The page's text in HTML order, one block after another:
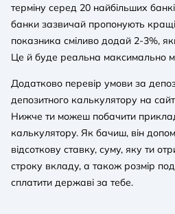
терміну серед 20 найбільших
банки зазвичай пропонують
показника сміливо додай 2-3%,
Це й буде реальна максимально
Додатково перевір умови за
депозитного калькулятору на
Нижче ти можеш побачити приклад
калькулятору. Як бачиш, він
відсоткову ставку, суму, яку ти
строку вкладу, а також розмір
сплатити державі за тебе.